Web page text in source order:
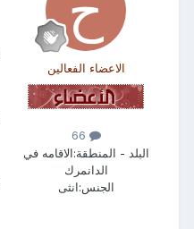
الاعضاء الفعالين
البلد - المنطقة:الاقامه في
الدانمرك
الجنس:انثى